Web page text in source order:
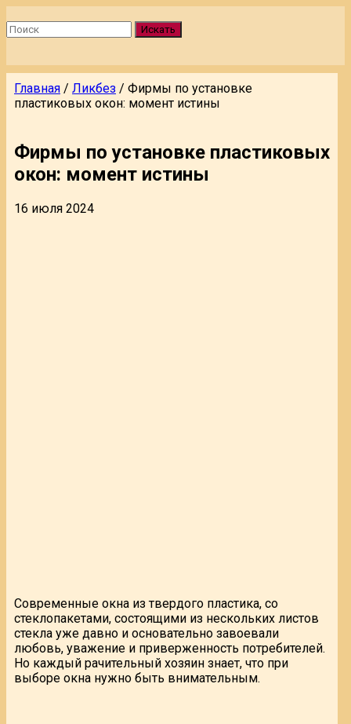
Искать
Главная / Ликбез / Фирмы по установке
пластиковых окон: момент истины
Фирмы по установке пластиковых
окон: момент истины
16 июля 2024
Современные окна из твердого пластика, со
стеклопакетами, состоящими из нескольких листов
стекла уже давно и основательно завоевали
любовь, уважение и приверженность потребителей.
Но каждый рачительный хозяин знает, что при
выборе окна нужно быть внимательным.